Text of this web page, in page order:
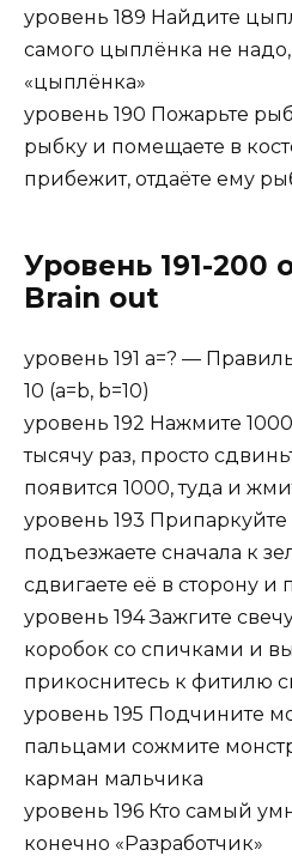
уровень 189 Найдите
самого цыплёнка не
«цыплёнка»
уровень 190 Пожарьте
рыбку и помещаете в
прибежит, отдаёте ему
Уровень 191-200
Brain out
уровень 191 а=? —
10 (а=b, b=10)
уровень 192 Нажмите
тысячу раз, просто
появится 1000, туда и
уровень 193
подъезжаете сначала к
сдвигаете её в сторону и
уровень 194 Зажгите
коробок со спичками и
прикоснитесь к фитилю
уровень 195 Подчините
пальцами сожмите
карман мальчика
уровень 196 Кто самый
конечно «Разработчик»